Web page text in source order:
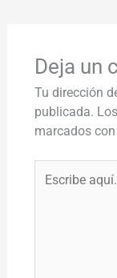
Deja un
Tu dirección
publicada.
marcados con
aquí...